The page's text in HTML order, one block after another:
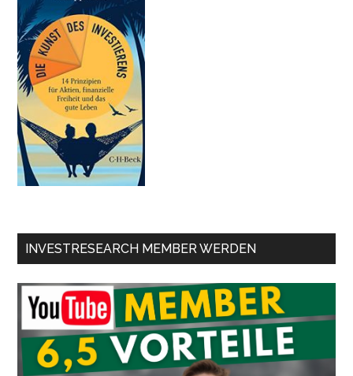
INVESTRESEARCH MEMBER WERDEN